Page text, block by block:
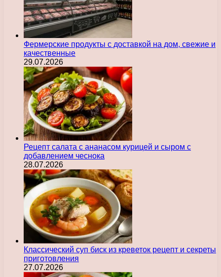
Фермерские продукты с доставкой на дом, свежие и
качественные
29.07.2026
Рецепт салата с ананасом курицей и сыром с
добавлением чеснока
28.07.2026
Классический суп биск из креветок рецепт и секреты
приготовления
27.07.2026